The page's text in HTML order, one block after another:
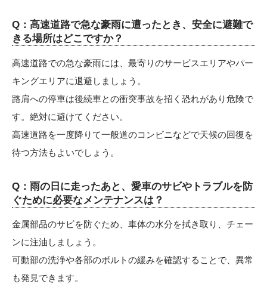
Q：高速道路で急な豪雨に遭ったとき、安全に避難で
きる場所はどこですか？
高速道路での急な豪雨には、最寄りのサービスエリアやパー
キングエリアに退避しましょう。
路肩への停車は後続車との衝突事故を招く恐れがあり危険で
す。絶対に避けてください。
高速道路を一度降りて一般道のコンビニなどで天候の回復を
待つ方法もよいでしょう。
Q：雨の日に走ったあと、愛車のサビやトラブルを防
ぐために必要なメンテナンスは？
金属部品のサビを防ぐため、車体の水分を拭き取り、チェー
ンに注油しましょう。
可動部の洗浄や各部のボルトの緩みを確認することで、異常
も発見できます。